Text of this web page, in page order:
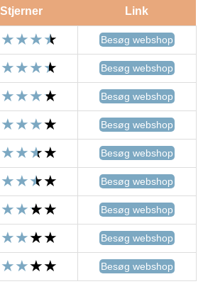
Stjerner Link
Besøg webshop
Besøg webshop
Besøg webshop
Besøg webshop
Besøg webshop
Besøg webshop
Besøg webshop
Besøg webshop
Besøg webshop